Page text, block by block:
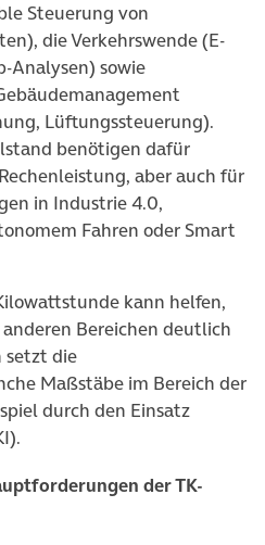
Steuerung von
die Verkehrswende (E-
Analysen) sowie
Lüftungssteuerung).
benötigen dafür
aber auch für
in Industrie 4.0,
Fahren oder Smart
kann helfen,
Bereichen deutlich
setzt die
Maßstäbe im Bereich der
durch den Einsatz
der TK-